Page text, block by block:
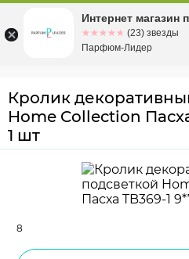
Омскул.
Кролик
Home Collection
1 шт
8
Интернет магазин
☆☆☆☆☆
★★★★★ (23) звезды
Парфюм-Лидер